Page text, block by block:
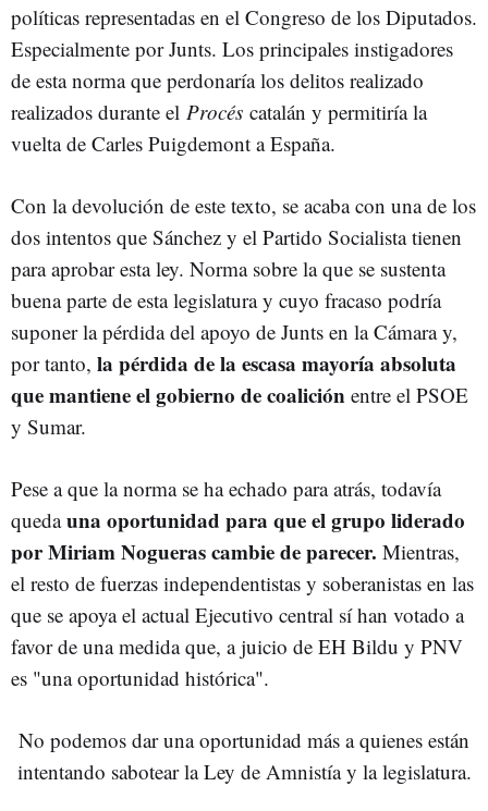
políticas representadas en el Congreso de los Diputados.
Especialmente por Junts. Los principales instigadores
de esta norma que perdonaría los delitos realizado
realizados durante el Procés catalán y permitiría la
vuelta de Carles Puigdemont a España.
Con la devolución de este texto, se acaba con una de los
dos intentos que Sánchez y el Partido Socialista tienen
para aprobar esta ley. Norma sobre la que se sustenta
buena parte de esta legislatura y cuyo fracaso podría
suponer la pérdida del apoyo de Junts en la Cámara y,
por tanto, la pérdida de la escasa mayoría absoluta
que mantiene el gobierno de coalición entre el PSOE
y Sumar.
Pese a que la norma se ha echado para atrás, todavía
quedauna oportunidad para que el grupo liderado
por Miriam Nogueras cambie de parecer. Mientras,
el resto de fuerzas independentistas y soberanistas en las
que se apoya el actual Ejecutivo central sí han votado a
favor de una medida que, a juicio de EH Bildu y PNV
es "una oportunidad histórica".
No podemos dar una oportunidad más a quienes están
intentando sabotear la Ley de Amnistía y la legislatura.